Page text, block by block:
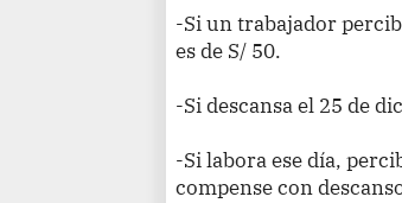
-Si un trabajador
es de S/ 50.
-Si descansa el 25 de
-Si labora ese día,
compense con